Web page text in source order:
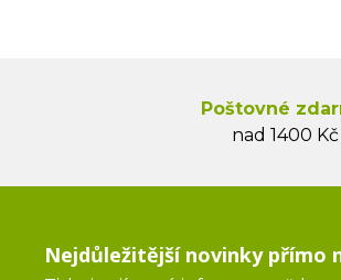
Poštovné
nad 1400 Kč
Nejdůležitější novinky přímo